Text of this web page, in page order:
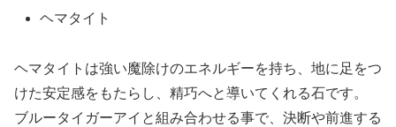
ヘマタイト
ヘマタイトは強い魔除けのエネルギーを持ち、地に足をつ
けた安定感をもたらし、精巧へと導いてくれる石です。
ブルータイガーアイと組み合わせる事で、決断や前進する